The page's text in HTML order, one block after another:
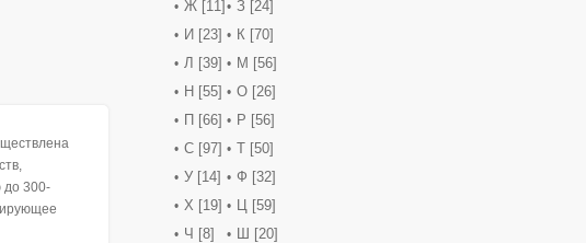
до 300-
Ж [11] З [24]
И [23] К [70]
Л [39] М [56]
Н [55] О [26]
П [66] Р [56]
С [97] Т [50]
У [14] Ф [32]
Х [19] Ц [59]
Ч [8] Ш [20]